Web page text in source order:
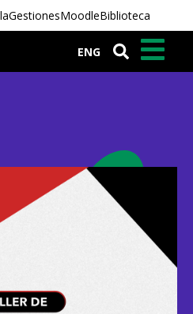
GestionesMoodleBiblioteca
ENG